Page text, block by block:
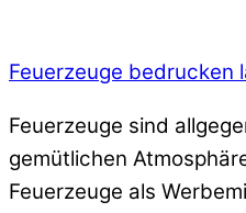
Feuerzeuge bedrucken
Feuerzeuge sind
gemütlichen
Feuerzeuge als